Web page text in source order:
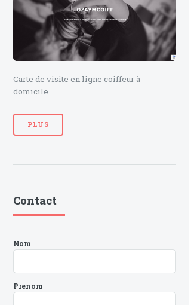
Carte de visite en ligne coiffeur à
domicile
PLUS
Contact
Nom
Prenom